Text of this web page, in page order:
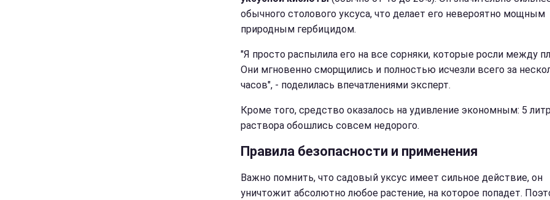
обычного столового уксуса, что делает его невероятно мощным
природным гербицидом.
"Я просто распылила его на все сорняки, которые росли между
Они мгновенно сморщились и полностью исчезли всего за
часов", - поделилась впечатлениями эксперт.
Кроме того, средство оказалось на удивление экономным: 5
раствора обошлись совсем недорого.
Правила безопасности и применения
Важно помнить, что садовый уксус имеет сильное действие, он
уничтожит абсолютно любое растение, на которое попадет.